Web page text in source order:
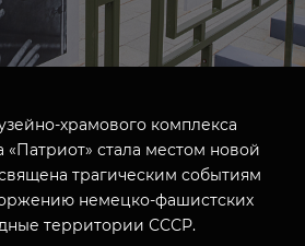
храмового комплекса
«Патриот» стала местом новой
трагическим событиям
немецко-фашистских
территории СССР.